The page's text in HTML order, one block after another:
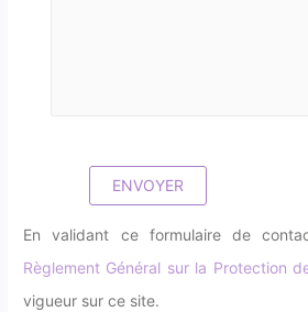
En validant ce formulaire de
Règlement Général sur la Protection
vigueur sur ce site.